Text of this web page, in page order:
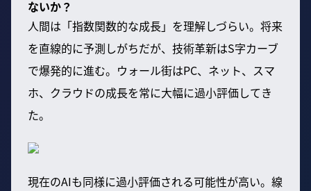
ないか？
人間は「指数関数的な成長」を理解しづらい。将来
を直線的に予測しがちだが、技術革新はS字カーブ
で爆発的に進む。ウォール街はPC、ネット、スマ
ホ、クラウドの成長を常に大幅に過小評価してき
た。
現在のAIも同様に過小評価される可能性が高い。線